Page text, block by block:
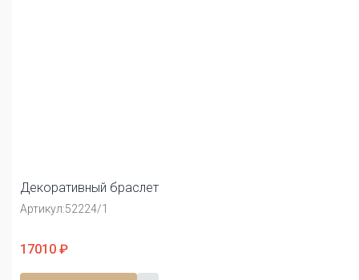
Декоративный браслет
Артикул:52224/1
17010 ₽